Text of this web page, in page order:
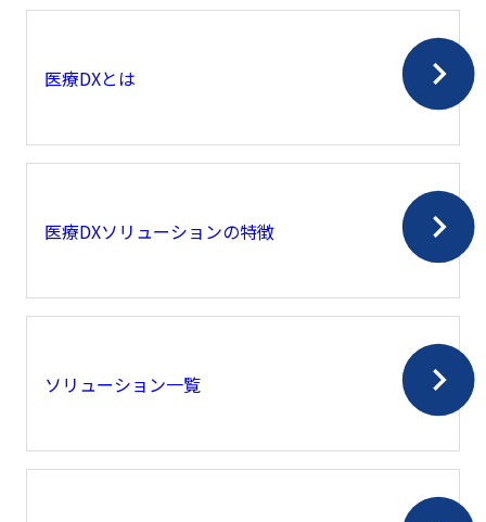
医療DXとは
医療DXソリューションの特徴
ソリューション一覧